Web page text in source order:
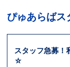
ぴゅあらばス
スタッフ急募！
☆